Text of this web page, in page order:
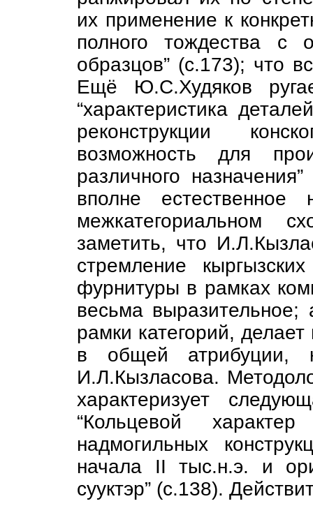
их применение к
полного тождества с
образцов” (с.173); что
Ещё Ю.С.Худяков
“характеристика
реконструкции
возможность для
различного
вполне
межкатегориальном
заметить, что
стремление
фурнитуры в рамках
весьма
рамки категорий,
в общей атрибуции,
И.Л.Кызласова.
характеризует
“Кольцевой
надмогильных
начала II тыс.н.э. и
сууктэр” (с.138).